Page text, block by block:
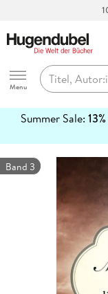
Hugendubel
Menu
Summer Sale:
erfahren
Band 3